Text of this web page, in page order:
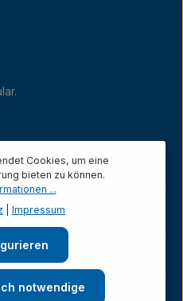
.
Cookies, um eine
bieten zu können.
...
Impressum
notwendige